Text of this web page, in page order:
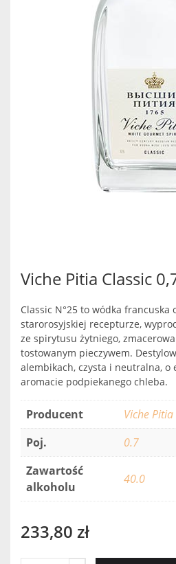
Viche Pitia Classic
Classic N°25 to wódka francuska
starorosyjskiej recepturze,
ze spirytusu żytniego,
tostowanym pieczywem.
alembikach, czysta i neutralna, o
aromacie podpiekanego chleba.
Producent
Viche Pitia
Poj.
0.7
Zawartość
alkoholu
40.0
233,80 zł